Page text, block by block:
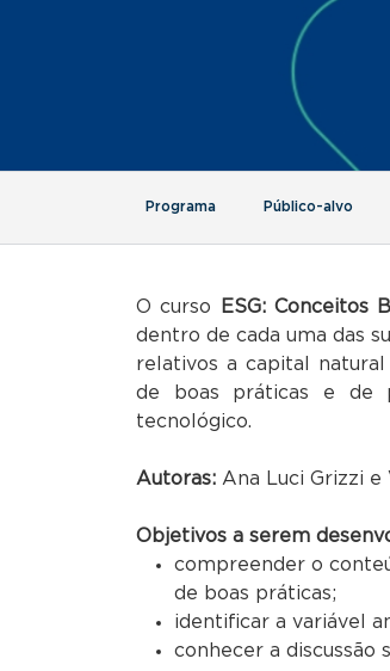
Programa Público-alvo
O curso ESG: Conceitos
dentro de cada uma das
relativos a capital
de boas práticas e de
tecnológico.
Autoras: Ana Luci Grizzi e
Objetivos a serem
compreender o
de boas práticas;
identificar a variável
conhecer a discussão